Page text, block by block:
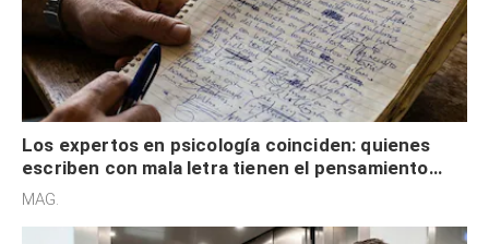
Los expertos en psicología coinciden: quienes
escriben con mala letra tienen el pensamiento
acelerado y no lo hacen por desinterés
MAG.